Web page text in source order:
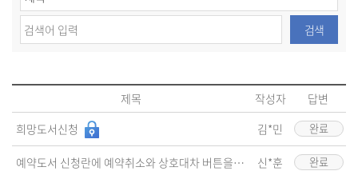
검색
제목 작성자
답변
희망도서신청
김*민 완료
예약도서 신청란에 예약취소와 상호대차 버튼을 포함시켜 줄 수 있습니까? 신*훈 완료